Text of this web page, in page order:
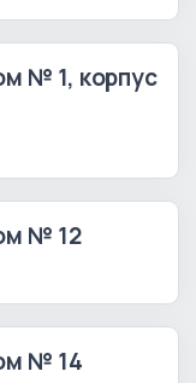
№ 1, корпус
№ 12
№ 14